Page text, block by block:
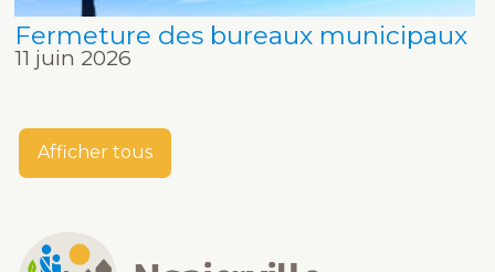
Fermeture des bureaux municipaux
11 juin 2026
Afficher tous